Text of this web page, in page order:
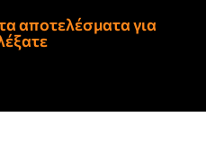
αποτελέσματα για